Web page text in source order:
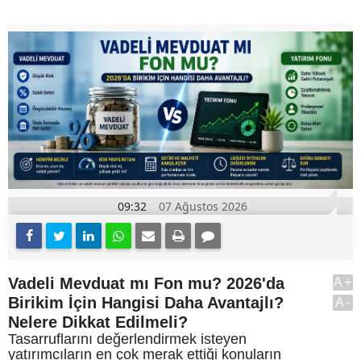
09:32 07 Ağustos 2026
Vadeli Mevduat mı Fon mu? 2026'da
Birikim İçin Hangisi Daha Avantajlı?
Nelere Dikkat Edilmeli?
Tasarruflarını değerlendirmek isteyen
yatırımcıların en çok merak ettiği konuların
A+
A-